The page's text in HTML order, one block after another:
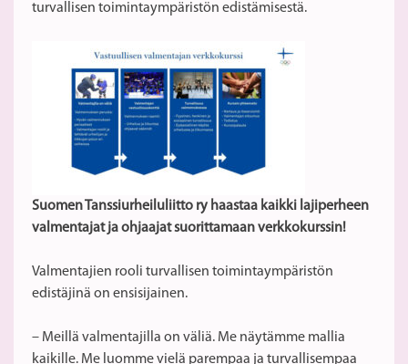
turvallisen toimintaympäristön edistämisestä.
Suomen Tanssiurheiluliitto ry haastaa kaikki lajiperheen
valmentajat ja ohjaajat suorittamaan verkkokurssin!
Valmentajien rooli turvallisen toimintaympäristön
edistäjinä on ensisijainen.
– Meillä valmentajilla on väliä. Me näytämme mallia
kaikille. Me luomme vielä parempaa ja turvallisempaa